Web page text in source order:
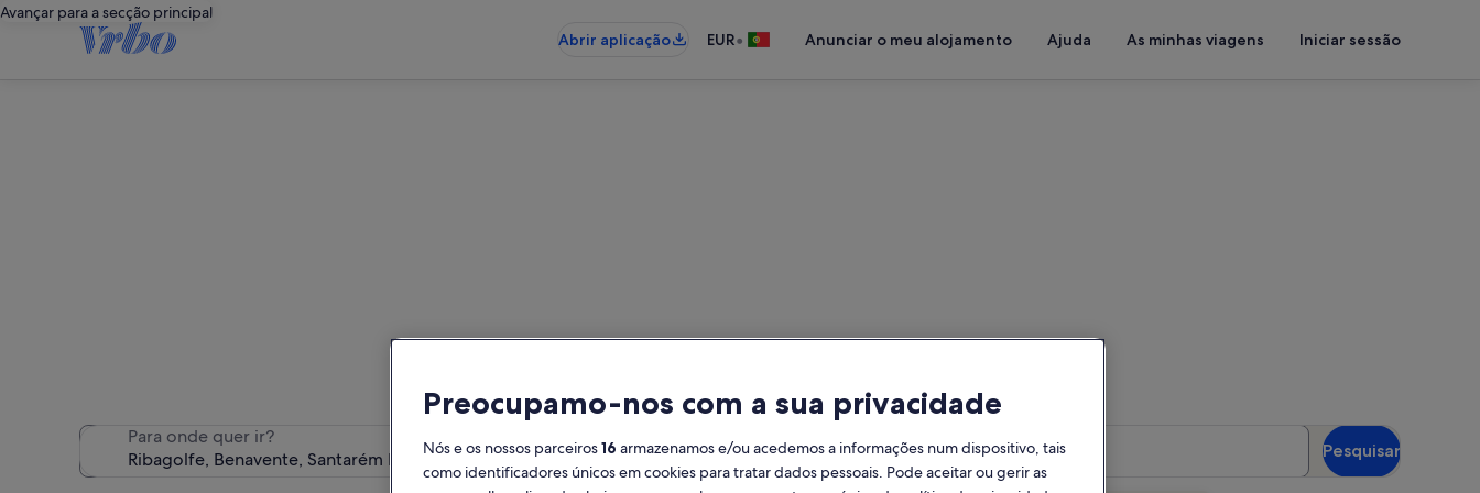
Avançar para a secção principal
Abrir aplicação
EUR• Anunciar o meu alojamento Ajuda As minhas viagens Iniciar sessão
Alojamentos de férias perto de Ribagolfe
Para onde quer ir?
2 hóspedes
Pesquisar
Preocupamo-nos com a sua privacidade
Nós e os nossos parceiros16 armazenamos e/ou acedemos a informações num dispositivo, tais
como identificadores únicos em cookies para tratar dados pessoais. Pode aceitar ou gerir as